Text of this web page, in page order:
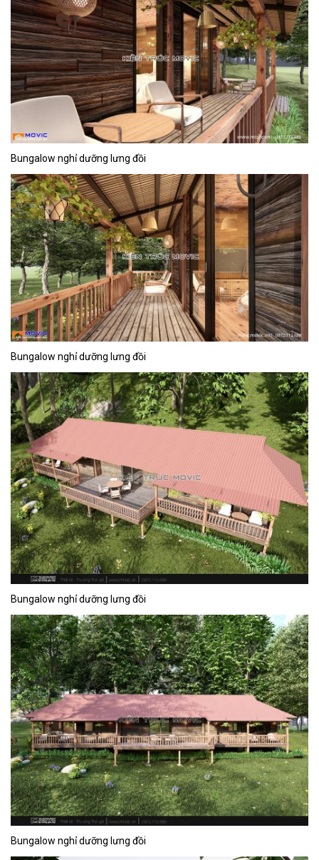
Bungalow nghỉ dưỡng lưng đồi
Bungalow nghỉ dưỡng lưng đồi
Bungalow nghỉ dưỡng lưng đồi
Bungalow nghỉ dưỡng lưng đồi